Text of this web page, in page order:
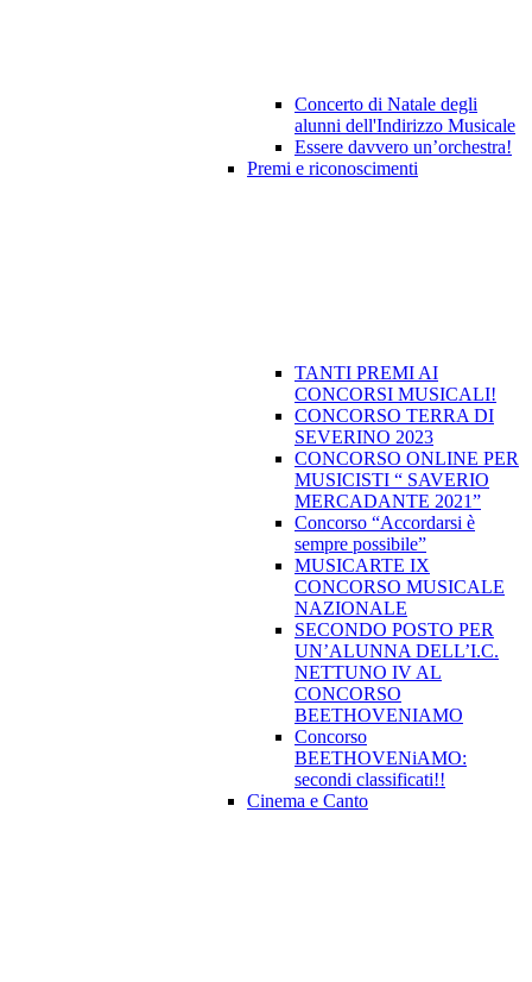
Concerto di Natale degli
alunni dell'Indirizzo Musicale
Essere davvero un’orchestra!
Premi e riconoscimenti
TANTI PREMI AI
CONCORSI MUSICALI!
CONCORSO TERRA DI
SEVERINO 2023
CONCORSO ONLINE PER
MUSICISTI “ SAVERIO
MERCADANTE 2021”
Concorso “Accordarsi è
sempre possibile”
MUSICARTE IX
CONCORSO MUSICALE
NAZIONALE
SECONDO POSTO PER
UN’ALUNNA DELL’I.C.
NETTUNO IV AL
CONCORSO
BEETHOVENIAMO
Concorso
BEETHOVENiAMO:
secondi classificati!!
Cinema e Canto